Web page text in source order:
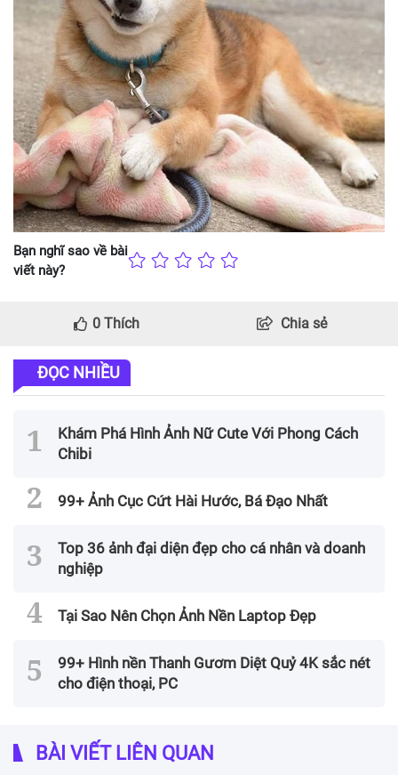
Bạn nghĩ sao về bài
viết này?
0 Thích Chia sẻ
ĐỌC NHIỀU
Khám Phá Hình Ảnh Nữ Cute Với Phong Cách
Chibi
99+ Ảnh Cục Cứt Hài Hước, Bá Đạo Nhất
Top 36 ảnh đại diện đẹp cho cá nhân và doanh
nghiệp
Tại Sao Nên Chọn Ảnh Nền Laptop Đẹp
99+ Hình nền Thanh Gươm Diệt Quỷ 4K sắc nét
cho điện thoại, PC
BÀI VIẾT LIÊN QUAN